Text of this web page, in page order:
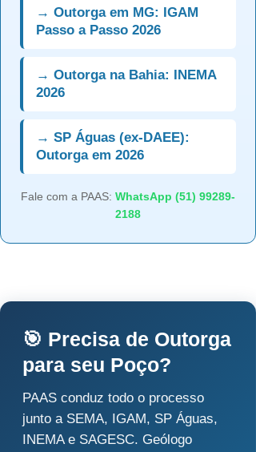
→ Outorga em MG: IGAM
Passo a Passo 2026
→ Outorga na Bahia: INEMA
2026
→ SP Águas (ex-DAEE):
Outorga em 2026
Fale com a PAAS: WhatsApp (51) 99289-
2188
🎯 Precisa de Outorga
para seu Poço?
PAAS conduz todo o processo
junto a SEMA, IGAM, SP Águas,
INEMA e SAGESC. Geólogo